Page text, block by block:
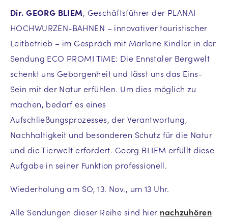
Dir. GEORG BLIEM, Geschäftsführer der PLANAI-
HOCHWURZEN-BAHNEN – innovativer touristischer
Leitbetrieb – im Gespräch mit Marlene Kindler in der
Sendung ECO PROMI TIME: Die Ennstaler Bergwelt
schenkt uns Geborgenheit und lässt uns das Eins-
Sein mit der Natur erfühlen. Um dies möglich zu
machen, bedarf es eines
Aufschließungsprozesses, der Verantwortung,
Nachhaltigkeit und besonderen Schutz für die Natur
und die Tierwelt erfordert. Georg BLIEM erfüllt diese
Aufgabe in seiner Funktion professionell.
Wiederholung am SO, 13. Nov., um 13 Uhr.
Alle Sendungen dieser Reihe sind hier nachzuhören